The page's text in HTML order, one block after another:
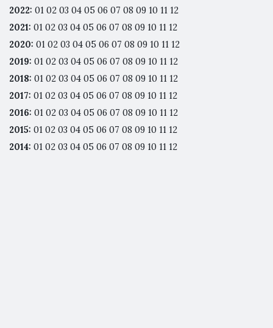
2022: 01 02 03 04 05 06 07 08 09 10 11 12
2021: 01 02 03 04 05 06 07 08 09 10 11 12
2020: 01 02 03 04 05 06 07 08 09 10 11 12
2019: 01 02 03 04 05 06 07 08 09 10 11 12
2018: 01 02 03 04 05 06 07 08 09 10 11 12
2017: 01 02 03 04 05 06 07 08 09 10 11 12
2016: 01 02 03 04 05 06 07 08 09 10 11 12
2015: 01 02 03 04 05 06 07 08 09 10 11 12
2014: 01 02 03 04 05 06 07 08 09 10 11 12